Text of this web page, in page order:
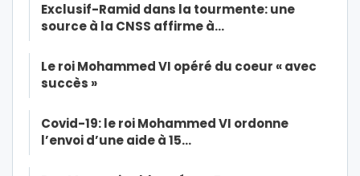
Exclusif-Ramid dans la tourmente: une
source à la CNSS affirme à…
Le roi Mohammed VI opéré du coeur « avec
succès »
Covid-19: le roi Mohammed VI ordonne
l’envoi d’une aide à 15…